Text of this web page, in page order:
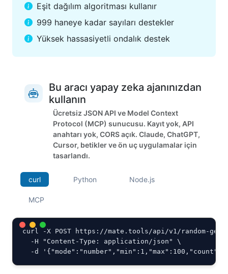
Eşit dağılım algoritması kullanır
999 haneye kadar sayıları destekler
Yüksek hassasiyetli ondalık destek
Bu aracı yapay zeka ajanınızdan
kullanın
Ücretsiz JSON API ve Model Context
Protocol (MCP) sunucusu. Kayıt yok, API
anahtarı yok, CORS açık. Claude, ChatGPT,
Cursor, betikler ve ön uç uygulamalar için
tasarlandı.
curl Python Node.js
MCP
curl -X POST https://mate.tools/api/v1/random-
  -H "Content-Type: application/json" \
-d